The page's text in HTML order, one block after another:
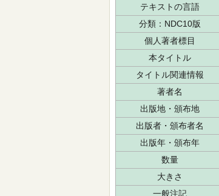
テキストの言語
分類：NDC10版
個人著者標目
本タイトル
タイトル関連情報
著者名
出版地・頒布地
出版者・頒布者名
出版年・頒布年
数量
大きさ
一般注記